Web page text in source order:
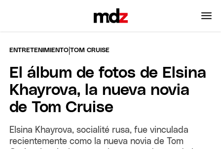
ENTRETENIMIENTO |TOM CRUISE
El álbum de fotos de Elsina
Khayrova, la nueva novia
de Tom Cruise
Elsina Khayrova, socialité rusa, fue vinculada
recientemente como la nueva novia de Tom